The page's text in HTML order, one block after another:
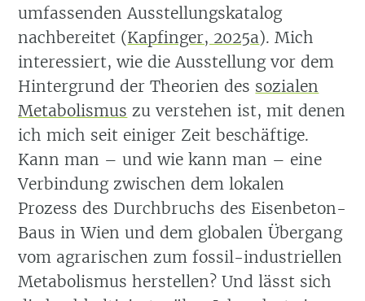
umfassenden Ausstellungskatalog
nachbereitet (Kapfinger, 2025a). Mich
interessiert, wie die Ausstellung vor dem
Hintergrund der Theorien des sozialen
Metabolismus zu verstehen ist, mit denen
ich mich seit einiger Zeit beschäftige.
Kann man – und wie kann man – eine
Verbindung zwischen dem lokalen
Prozess des Durchbruchs des Eisenbeton-
Baus in Wien und dem globalen Übergang
vom agrarischen zum fossil-industriellen
Metabolismus herstellen? Und lässt sich